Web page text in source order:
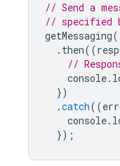
// Send a
// specified
getMessaging
. then((
//
console.
})
.catch((
console.
});